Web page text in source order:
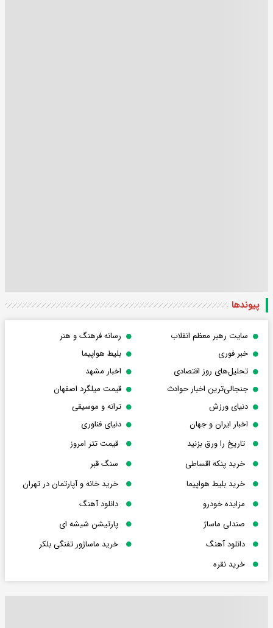
پیوندها
سایت رهبر معظم انقلاب
رسانه فرهنگ و هنر
خبر فوری
بلیط هواپیما
تحلیل‌های روز اقتصادی
اخبار مشهد
جنجالی‌ترین اخبار حوادث
قیمت میلگرد اصفهان
دنیای ورزش
ترانه و موسیقی
اخبار ایران و جهان
دنیای فناوری
تاریخ را ورق بزنید
قیمت تتر امروز
خرید پنکه اقساطی
سنگ قبر
خرید بلیط هواپیما
خرید خانه و آپارتمان در تهران
مزایده خودرو
دانلود آهنگ
صندلی ماساژ
پارتیشن شیشه ای
دانلود آهنگ
خرید ماساژور تفنگی بلکر
خرید نقره